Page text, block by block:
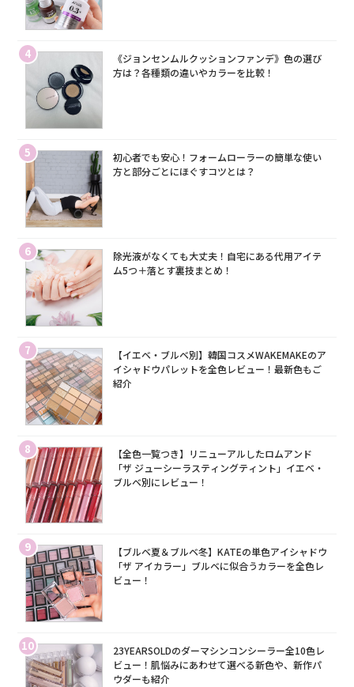
4
《ジョンセンムルクッションファンデ》色の選び
方は？各種類の違いやカラーを比較！
5
初心者でも安心！フォームローラーの簡単な使い
方と部分ごとにほぐすコツとは？
6
除光液がなくても大丈夫！自宅にある代用アイテ
ム5つ＋落とす裏技まとめ！
7
【イエベ・ブルベ別】韓国コスメWAKEMAKEのア
イシャドウパレットを全色レビュー！最新色もご
紹介
8
【全色一覧つき】リニューアルしたロムアンド
「ザ ジューシーラスティングティント」イエベ・
ブルベ別にレビュー！
9
【ブルベ夏＆ブルベ冬】KATEの単色アイシャドウ
「ザ アイカラー」ブルベに似合うカラーを全色レ
ビュー！
10
23YEARSOLDのダーマシンコンシーラー全10色レ
ビュー！肌悩みにあわせて選べる新色や、新作パ
ウダーも紹介